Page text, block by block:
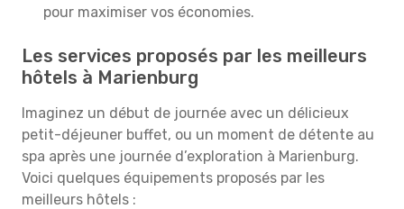
pour maximiser vos économies.
Les services proposés par les meilleurs
hôtels à Marienburg
Imaginez un début de journée avec un délicieux
petit-déjeuner buffet, ou un moment de détente au
spa après une journée d’exploration à Marienburg.
Voici quelques équipements proposés par les
meilleurs hôtels :